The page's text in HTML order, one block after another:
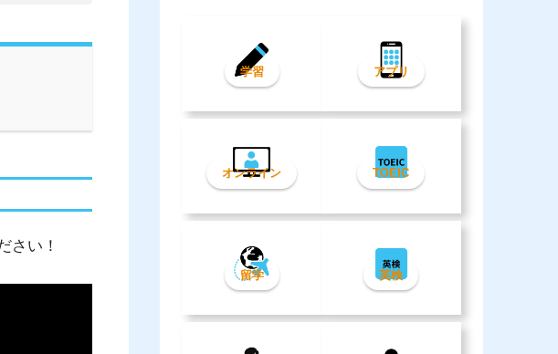
さい！
学習 アプリ
オンライン TOEIC
留学 英検